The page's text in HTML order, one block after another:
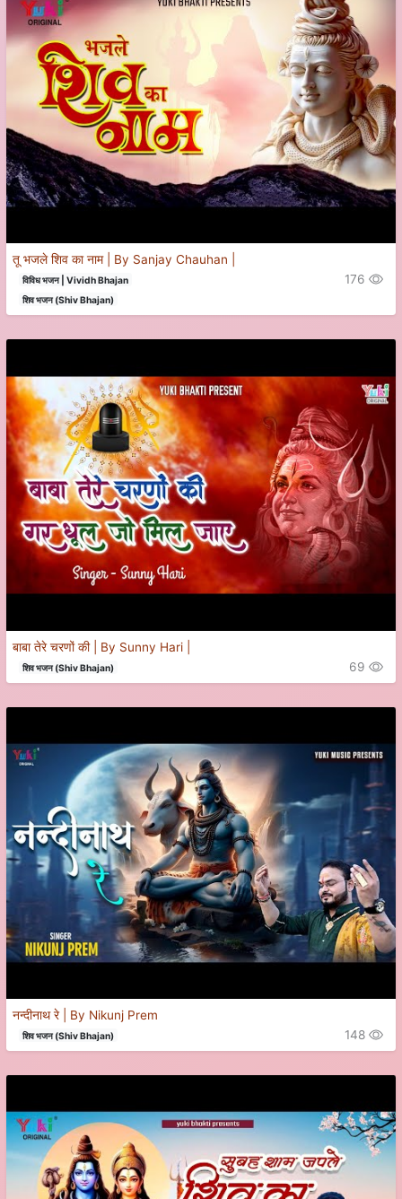
तू भजले शिव का नाम | By Sanjay Chauhan |
विविध भजन | Vividh Bhajan
शिव भजन (Shiv Bhajan)
176
बाबा तेरे चरणों की | By Sunny Hari |
शिव भजन (Shiv Bhajan) 69
नन्दीनाथ रे | By Nikunj Prem
शिव भजन (Shiv Bhajan) 148